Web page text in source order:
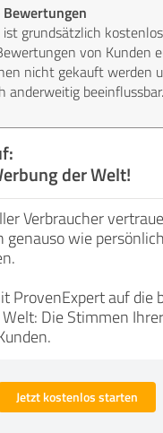
Bewertungen
ist grundsätzlich
von Kunden
nicht gekauft werden
anderweitig beeinflussbar.
der Welt!
Verbraucher
genauso wie
ProvenExpert auf die
Die Stimmen Ihrer
Jetzt kostenlos starten